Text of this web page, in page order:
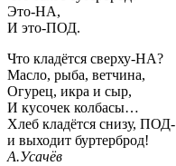
Это-НА,
И это-ПОД.
Что кладётся сверху-НА?
Масло, рыба, ветчина,
Огурец, икра и сыр,
И кусочек колбасы…
Хлеб кладётся снизу, ПОД-
и выходит буртерброд!
А.Усачёв